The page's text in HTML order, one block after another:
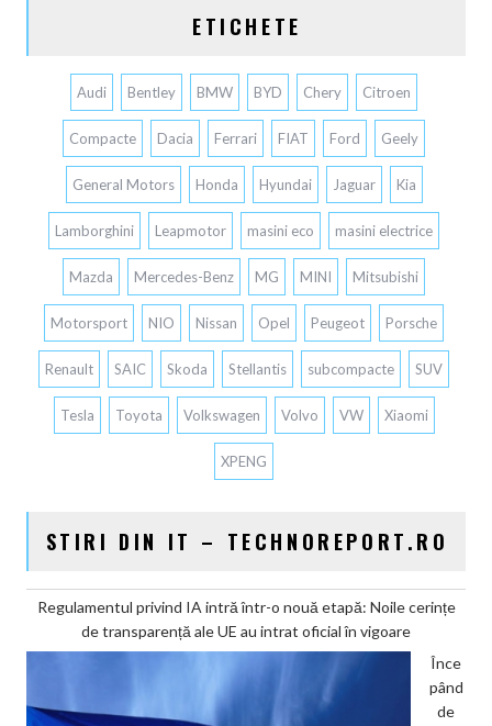
ETICHETE
Audi Bentley BMW BYD Chery Citroen
Compacte Dacia Ferrari FIAT Ford Geely
General Motors Honda Hyundai Jaguar Kia
Lamborghini Leapmotor masini eco masini electrice
Mazda Mercedes-Benz MG MINI Mitsubishi
Motorsport NIO Nissan Opel Peugeot Porsche
Renault SAIC Skoda Stellantis subcompacte SUV
Tesla Toyota Volkswagen Volvo VW Xiaomi
XPENG
STIRI DIN IT – TECHNOREPORT.RO
Regulamentul privind IA intră într-o nouă etapă: Noile cerințe
de transparență ale UE au intrat oficial în vigoare
Înce
pând
de